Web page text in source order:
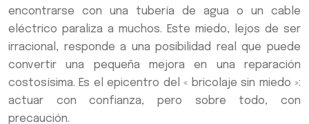
encontrarse con una tubería de agua o un cable
eléctrico paraliza a muchos. Este miedo, lejos de ser
irracional, responde a una posibilidad real que puede
convertir una pequeña mejora en una reparación
costosísima. Es el epicentro del « bricolaje sin miedo »:
actuar con confianza, pero sobre todo, con
precaución.